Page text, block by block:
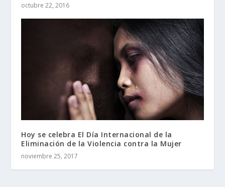
octubre 22, 2016
Hoy se celebra El Día Internacional de la
Eliminación de la Violencia contra la Mujer
noviembre 25, 2017